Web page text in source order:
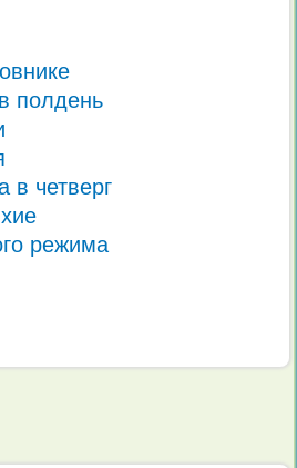
полдень
в четверг
режима